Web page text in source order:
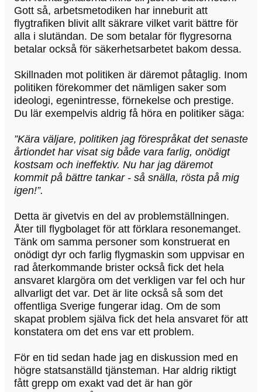
Gott så, arbetsmetodiken har inneburit att
flygtrafiken blivit allt säkrare vilket varit bättre för
alla i slutändan. De som betalar för flygresorna
betalar också för säkerhetsarbetet bakom dessa.
Skillnaden mot politiken är däremot påtaglig. Inom
politiken förekommer det nämligen saker som
ideologi, egenintresse, förnekelse och prestige.
Du lär exempelvis aldrig få höra en politiker säga:
”Kära väljare, politiken jag förespråkat det senaste
årtiondet har visat sig både vara farlig, onödigt
kostsam och ineffektiv. Nu har jag däremot
kommit på bättre tankar - så snälla, rösta på mig
igen!”.
Detta är givetvis en del av problemställningen.
Åter till flygbolaget för att förklara resonemanget.
Tänk om samma personer som konstruerat en
onödigt dyr och farlig flygmaskin som uppvisar en
rad återkommande brister också fick det hela
ansvaret klargöra om det verkligen var fel och hur
allvarligt det var. Det är lite också så som det
offentliga Sverige fungerar idag. Om de som
skapat problem själva fick det hela ansvaret för att
konstatera om det ens var ett problem.
För en tid sedan hade jag en diskussion med en
högre statsanställd tjänsteman. Har aldrig riktigt
fått grepp om exakt vad det är han gör